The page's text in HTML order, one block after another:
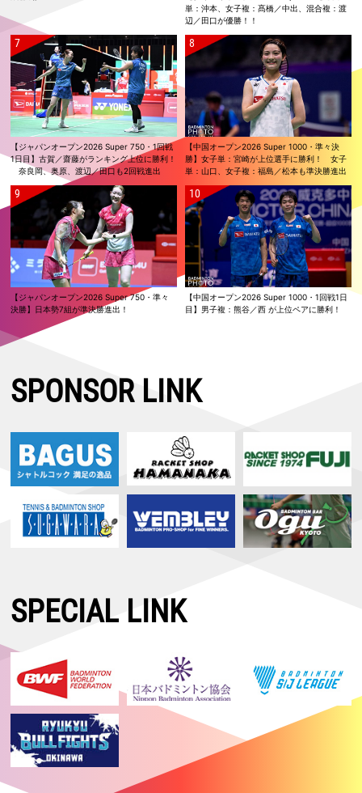
単：沖本、女子複：髙橋／中出、混合複：渡
辺／田口が優勝！！
【ジャパンオープン2026 Super 750・1回戦
1日目】古賀／齋藤がランキング上位に勝利！
奈良岡、奥原、渡辺／田口も2回戦進出
【中国オープン2026 Super 1000・準々決
勝】女子単：宮崎が上位選手に勝利！ 女子
単：山口、女子複：福島／松本も準決勝進出
【ジャパンオープン2026 Super 750・準々
決勝】日本勢7組が準決勝進出！
【中国オープン2026 Super 1000・1回戦1日
目】男子複：熊谷／西 が上位ペアに勝利！
SPONSOR LINK
SPECIAL LINK